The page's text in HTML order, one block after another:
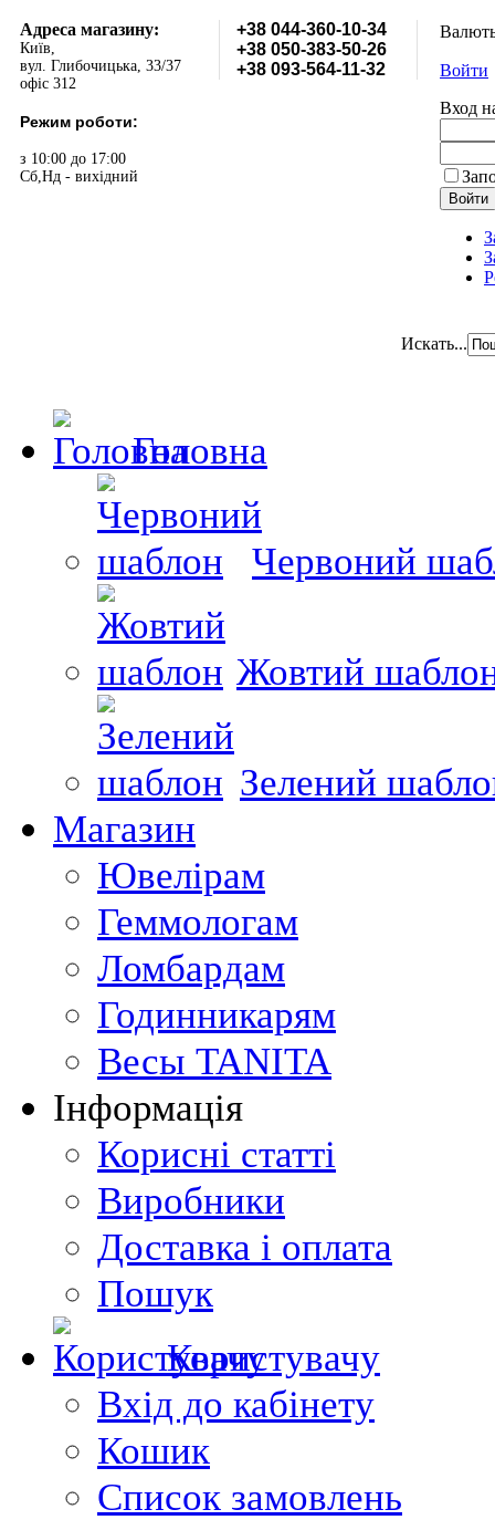
Адреса магазину:
Київ,
вул. Глибочицька, 33/37
офіс 312
Режим роботи:
з 10:00 до 17:00
Сб,Нд - вихідний
+38 044-360-10-34
+38 050-383-50-26
+38 093-564-11-32
Войти
Вход
Искать...
Головна
Червоний
Жовтий
Зелений
Магазин
Ювелірам
Геммологам
Ломбардам
Годинникарям
Весы TANITA
Інформація
Корисні статті
Виробники
Доставка і оплата
Пошук
Користувачу
Вхід до кабінету
Кошик
Список замовлень